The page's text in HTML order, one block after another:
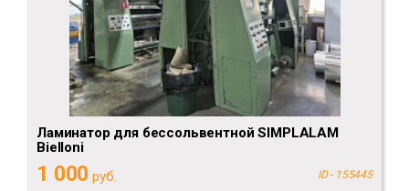
Ламинатор для бессольвентной SIMPLALAM
Bielloni
1 000 руб. ID - 155445